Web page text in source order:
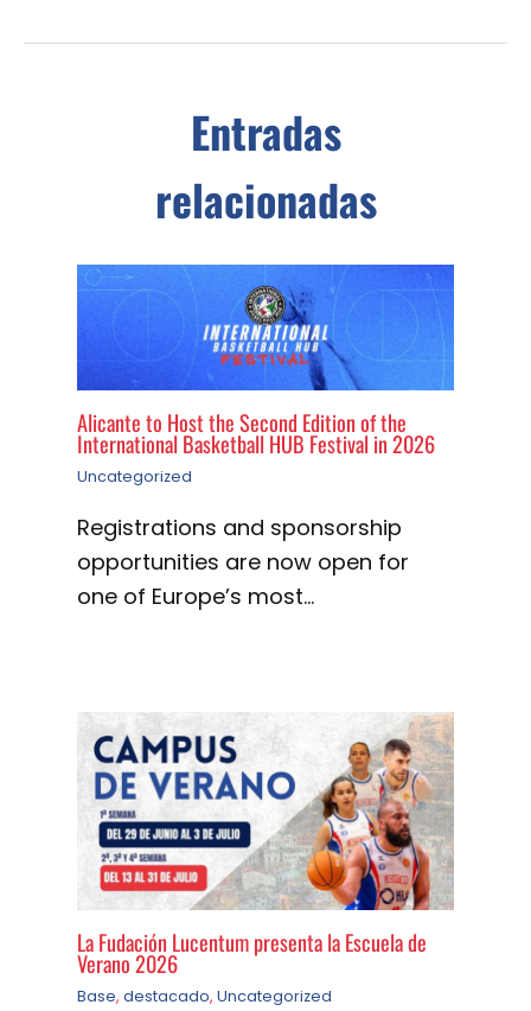
Entradas
relacionadas
Alicante to Host the Second Edition of the
International Basketball HUB Festival in 2026
Uncategorized
Registrations and sponsorship
opportunities are now open for
one of Europe’s most…
La Fudación Lucentum presenta la Escuela de
Verano 2026
Base, destacado, Uncategorized